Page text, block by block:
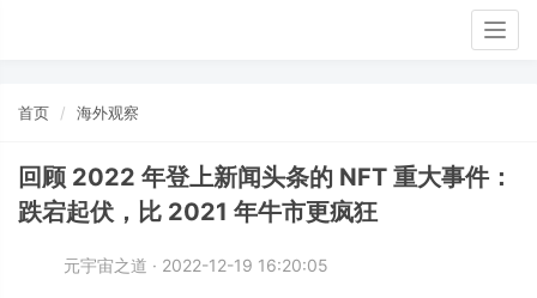
首页 海外观察
回顾 2022 年登上新闻头条的 NFT 重大事件：
跌宕起伏，比 2021 年牛市更疯狂
元宇宙之道 · 2022-12-19 16:20:05